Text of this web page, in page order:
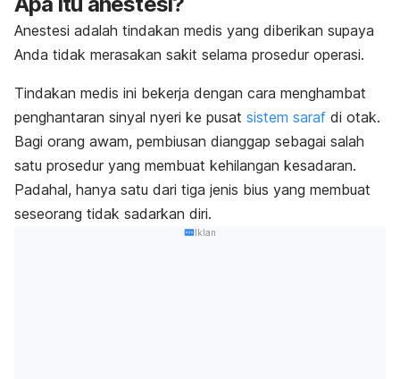
Anestesi adalah tindakan medis yang diberikan supaya
Anda tidak merasakan sakit selama prosedur operasi.
Tindakan medis ini bekerja dengan cara menghambat
penghantaran sinyal nyeri ke pusat sistem saraf di otak.
Bagi orang awam, pembiusan dianggap sebagai salah
satu prosedur yang membuat kehilangan kesadaran.
Padahal, hanya satu dari tiga jenis bius yang membuat
seseorang tidak sadarkan diri.
Iklan